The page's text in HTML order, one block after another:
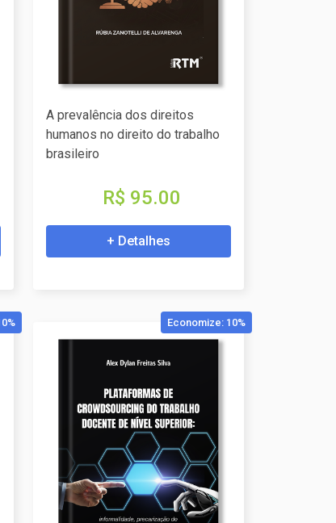
A prevalência dos direitos
humanos no direito do trabalho
brasileiro
R$ 95.00
+ Detalhes
Economize: 10%